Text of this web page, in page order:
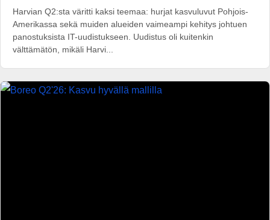
Harvian Q2:sta väritti kaksi teemaa: hurjat kasvuluvut Pohjois-
Amerikassa sekä muiden alueiden vaimeampi kehitys johtuen
panostuksista IT-uudistukseen. Uudistus oli kuitenkin
välttämätön, mikäli Harvi...